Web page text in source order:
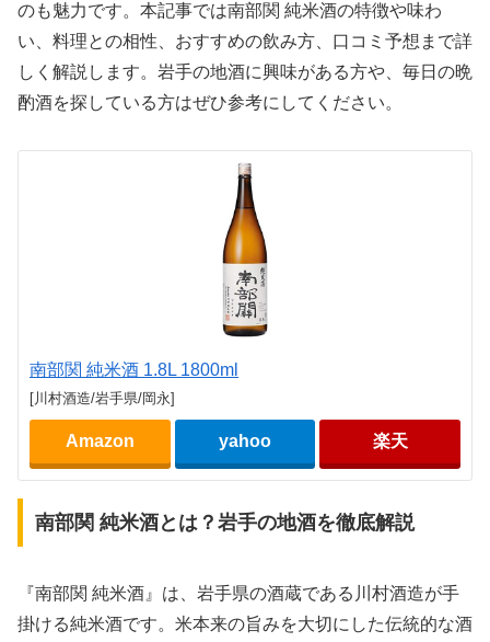
のも魅力です。本記事では南部関 純米酒の特徴や味わ
い、料理との相性、おすすめの飲み方、口コミ予想まで詳
しく解説します。岩手の地酒に興味がある方や、毎日の晩
酌酒を探している方はぜひ参考にしてください。
南部関 純米酒 1.8L 1800ml
[川村酒造/岩手県/岡永]
Amazon yahoo 楽天
南部関 純米酒とは？岩手の地酒を徹底解説
『南部関 純米酒』は、岩手県の酒蔵である川村酒造が手
掛ける純米酒です。米本来の旨みを大切にした伝統的な酒